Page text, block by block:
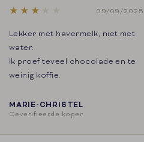
★ ★ ★ 09/09/2025
Lekker met havermelk, niet met
water.
Ik proef teveel chocolade en te
weinig koffie.
MARIE-CHRISTEL
Geverifieerde koper